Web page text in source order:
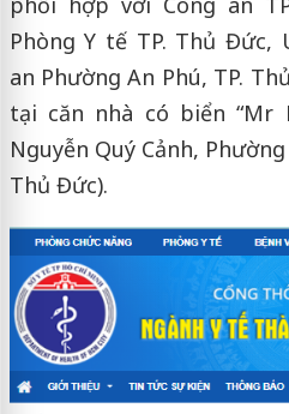
Phòng Y tế TP. Thủ Đức,
an Phường An Phú, TP.
tại căn nhà có biển “Mr
Nguyễn Quý Cảnh,
Thủ Đức).